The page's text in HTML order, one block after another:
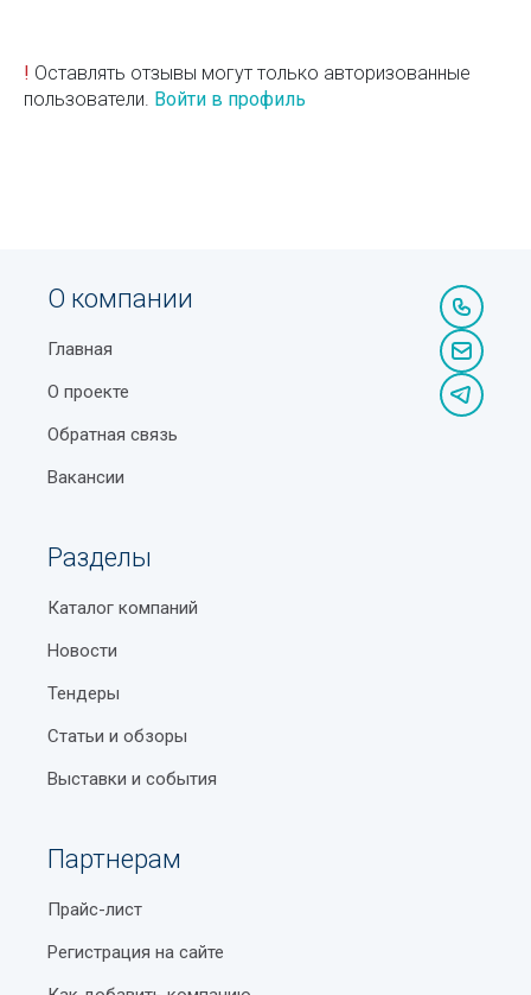
! Оставлять отзывы могут только авторизованные
пользователи. Войти в профиль
О компании
Главная
О проекте
Обратная связь
Вакансии
Разделы
Каталог компаний
Новости
Тендеры
Статьи и обзоры
Выставки и события
Партнерам
Прайс-лист
Регистрация на сайте